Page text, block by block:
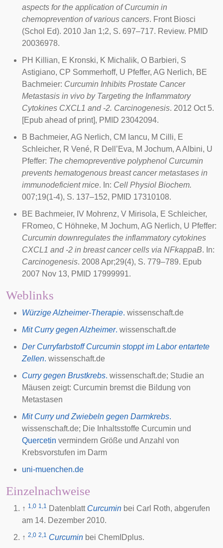
aspects for the application of Curcumin in
chemoprevention of various cancers. Front Biosci
(Schol Ed). 2010 Jan 1;2, S. 697–717. Review. PMID
20036978.
PH Killian, E Kronski, K Michalik, O Barbieri, S
Astigiano, CP Sommerhoff, U Pfeffer, AG Nerlich, BE
Bachmeier: Curcumin Inhibits Prostate Cancer
Metastasis in vivo by Targeting the Inflammatory
Cytokines CXCL1 and -2. Carcinogenesis. 2012 Oct 5.
[Epub ahead of print], PMID 23042094.
B Bachmeier, AG Nerlich, CM Iancu, M Cilli, E
Schleicher, R Vené, R Dell’Eva, M Jochum, A Albini, U
Pfeffer: The chemopreventive polyphenol Curcumin
prevents hematogenous breast cancer metastases in
immunodeficient mice. In: Cell Physiol Biochem.
007;19(1-4), S. 137–152, PMID 17310108.
BE Bachmeier, IV Mohrenz, V Mirisola, E Schleicher,
FRomeo, C Höhneke, M Jochum, AG Nerlich, U Pfeffer:
Curcumin downregulates the inflammatory cytokines
CXCL1 and -2 in breast cancer cells via NFkappaB. In:
Carcinogenesis. 2008 Apr;29(4), S. 779–789. Epub
2007 Nov 13, PMID 17999991.
Weblinks
Würzige Alzheimer-Therapie. wissenschaft.de
Mit Curry gegen Alzheimer. wissenschaft.de
Der Curryfarbstoff Curcumin stoppt im Labor entartete
Zellen. wissenschaft.de
Curry gegen Brustkrebs. wissenschaft.de; Studie an
Mäusen zeigt: Curcumin bremst die Bildung von
Metastasen
Mit Curry und Zwiebeln gegen Darmkrebs.
wissenschaft.de; Die Inhaltsstoffe Curcumin und
Quercetin vermindern Größe und Anzahl von
Krebsvorstufen im Darm
uni-muenchen.de
Einzelnachweise
↑ 1,0 1,1 Datenblatt Curcumin bei Carl Roth, abgerufen
am 14. Dezember 2010.
↑ 2,0 2,1 Curcumin bei ChemIDplus.